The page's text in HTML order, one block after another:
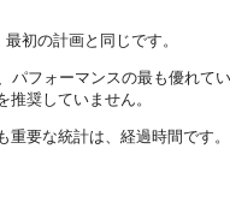
初の計画と同じです。
フォーマンスの最も優れて
奨していません。
要な統計は、経過時間です